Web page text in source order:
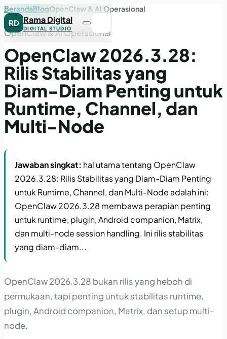
RD Rama Digital
DIGITAL STUDIO
BerandaBlogOpenClaw & AI Operasional
OpenClaw & AI Operasional
OpenClaw 2026.3.28:
Rilis Stabilitas yang
Diam-Diam Penting untuk
Runtime, Channel, dan
Multi-Node
Jawaban singkat: hal utama tentang OpenClaw
2026.3.28: Rilis Stabilitas yang Diam-Diam Penting
untuk Runtime, Channel, dan Multi-Node adalah ini:
OpenClaw 2026.3.28 membawa perapian penting
untuk runtime, plugin, Android companion, Matrix,
dan multi-node session handling. Ini rilis stabilitas
yang diam-diam...
OpenClaw 2026.3.28 bukan rilis yang heboh di
permukaan, tapi penting untuk stabilitas runtime,
plugin, Android companion, Matrix, dan setup multi-
node.